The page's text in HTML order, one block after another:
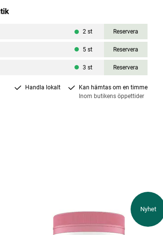
2 st Reservera
5 st Reservera
3 st Reservera
Handla lokalt
Kan hämtas om en timme
Inom butikens öppettider
Nyhet